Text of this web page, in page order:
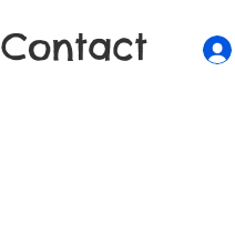
Contact